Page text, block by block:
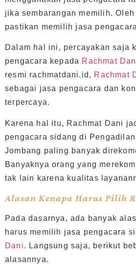
jika sembarangan memilih.
pastikan memilih jasa
Dalam hal ini, percayakan saja
pengacara kepada Rachmat
resmi rachmatdani.id, Rachmat
sebagai jasa pengacara dan
terpercaya.
Karena hal itu, Rachmat Dani
pengacara sidang di Pengadilan
Jombang paling banyak
Banyaknya orang yang
tak lain karena kualitas
Alasan Kenapa Harus Pilih
Pada dasarnya, ada banyak
harus memilih jasa pengacara
Dani. Langsung saja, berikut
alasannya.